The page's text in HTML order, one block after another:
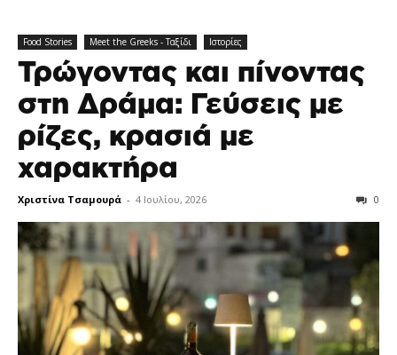
Food Stories Meet the Greeks - Ταξίδι Ιστορίες
Τρώγοντας και πίνοντας
στη Δράμα: Γεύσεις με
ρίζες, κρασιά με
χαρακτήρα
Χριστίνα Τσαμουρά - 4 Ιουλίου, 2026 0